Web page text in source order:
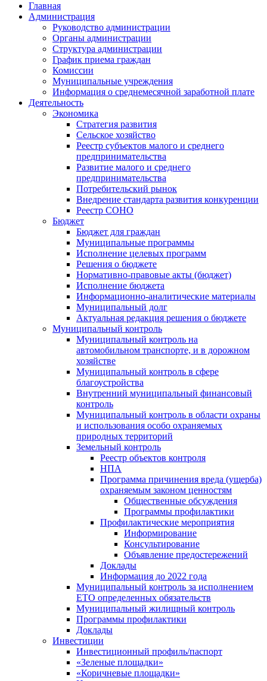
Главная
Администрация
Руководство администрации
Органы администрации
Структура администрации
График приема граждан
Комиссии
Муниципальные учреждения
Информация о среднемесячной заработной плате
Деятельность
Экономика
Стратегия развития
Сельское хозяйство
Реестр субъектов малого и среднего
предпринимательства
Развитие малого и среднего
предпринимательства
Потребительский рынок
Внедрение стандарта развития конкуренции
Реестр СОНО
Бюджет
Бюджет для граждан
Муниципальные программы
Исполнение целевых программ
Решения о бюджете
Нормативно-правовые акты (бюджет)
Исполнение бюджета
Информационно-аналитические материалы
Муниципальный долг
Актуальная редакция решения о бюджете
Муниципальный контроль
Муниципальный контроль на
автомобильном транспорте, и в дорожном
хозяйстве
Муниципальный контроль в сфере
благоустройства
Внутренний муниципальный финансовый
контроль
Муниципальный контроль в области охраны
и использования особо охраняемых
природных территорий
Земельный контроль
Реестр объектов контроля
НПА
Программа причинения вреда (ущерба)
охраняемым законом ценностям
Общественные обсуждения
Программы профилактики
Профилактические мероприятия
Информирование
Консультирование
Объявление предостережений
Доклады
Информация до 2022 года
Муниципальный контроль за исполнением
ЕТО определенных обязательств
Муниципальный жилищный контроль
Программы профилактики
Доклады
Инвестиции
Инвестиционный профиль/паспорт
«Зеленые площадки»
«Коричневые площадки»